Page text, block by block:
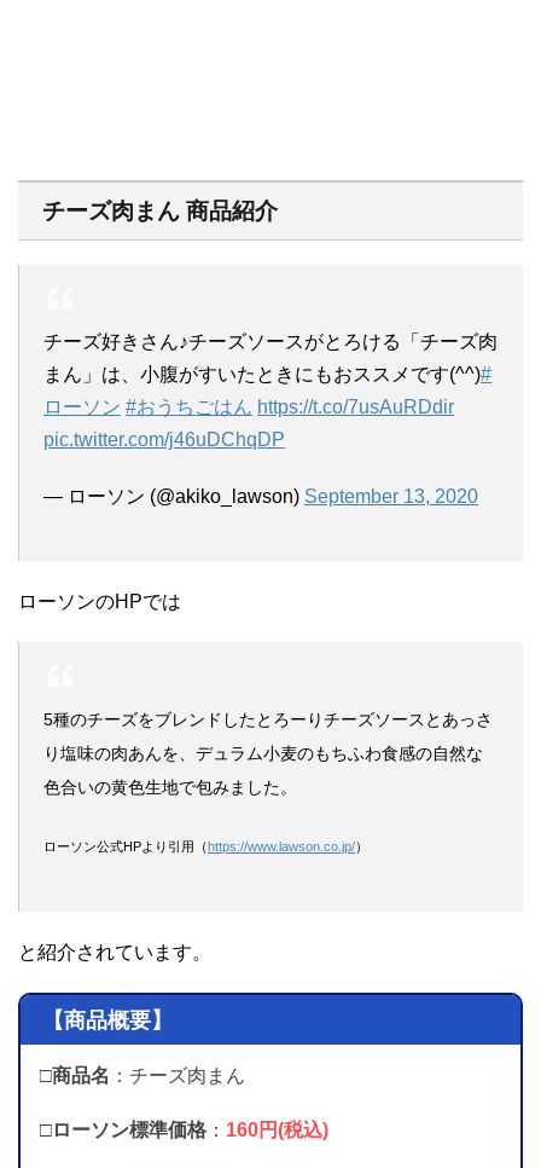
チーズ肉まん 商品紹介
チーズ好きさん♪チーズソースがとろける「チーズ肉
まん」は、小腹がすいたときにもおススメです(^^)#
ローソン #おうちごはん https://t.co/7usAuRDdir
pic.twitter.com/j46uDChqDP
— ローソン (@akiko_lawson) September 13, 2020
ローソンのHPでは
5種のチーズをブレンドしたとろーりチーズソースとあっさ
り塩味の肉あんを、デュラム小麦のもちふわ食感の自然な
色合いの黄色生地で包みました。
ローソン公式HPより引用（https://www.lawson.co.jp/）
と紹介されています。
【商品概要】
□商品名 ：チーズ肉まん
□ローソン標準価格 ： 160円(税込)